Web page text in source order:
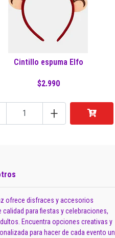
Cintillo espuma Elfo
$2.990
+
ofrece disfraces y accesorios
calidad para fiestas y celebraciones,
Encuentra opciones creativas y
para hacer de cada evento un